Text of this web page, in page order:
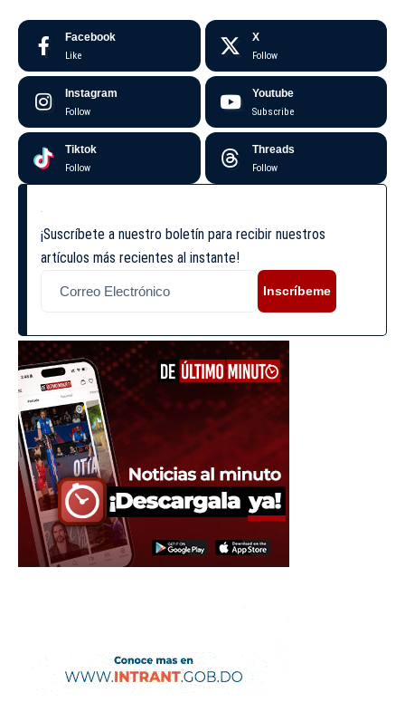
Facebook
Like
X
Follow
Instagram
Follow
Youtube
Subscribe
Tiktok
Follow
Threads
Follow
¡Suscríbete a nuestro boletín para recibir nuestros
artículos más recientes al instante!
Inscríbeme